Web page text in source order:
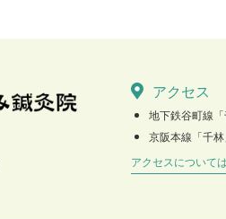
アクセス
地下鉄谷町線
京阪本線「千
アクセスについて